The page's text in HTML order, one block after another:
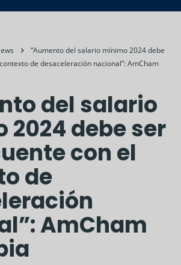
“Aumento del salario mínimo 2024 debe
de desaceleración nacional”: AmCham
del salario
2024 debe ser
con el
de
AmCham